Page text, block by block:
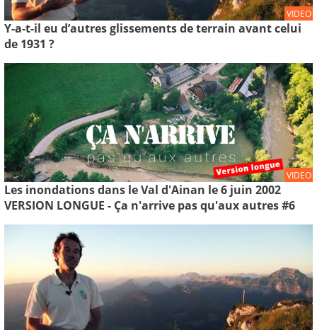
VIDEO
Y-a-t-il eu d’autres glissements de terrain avant celui
de 1931 ?
VIDEO
Les inondations dans le Val d'Ainan le 6 juin 2002
VERSION LONGUE - Ça n'arrive pas qu'aux autres #6